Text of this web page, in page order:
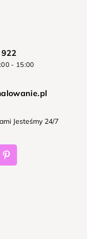
- 15:00
Jesteśmy 24/7
Pinterest